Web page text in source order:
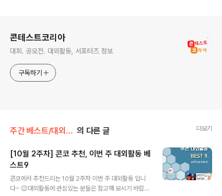
콘테스트코리아
대회. 공모전. 대외활동, 서포터즈 정보
구독하기
주간 베스트/대외활동 의 다른 글 더보기
[10월 2주차] 콘코 추천, 이번 주 대외활동 베
스트9
콘코에서 추천드리는 10월 2주차 이번 주 대외활동 입니
다~ 😉대외활동에 관심있는 분들은 참고해 보시기 바랍니